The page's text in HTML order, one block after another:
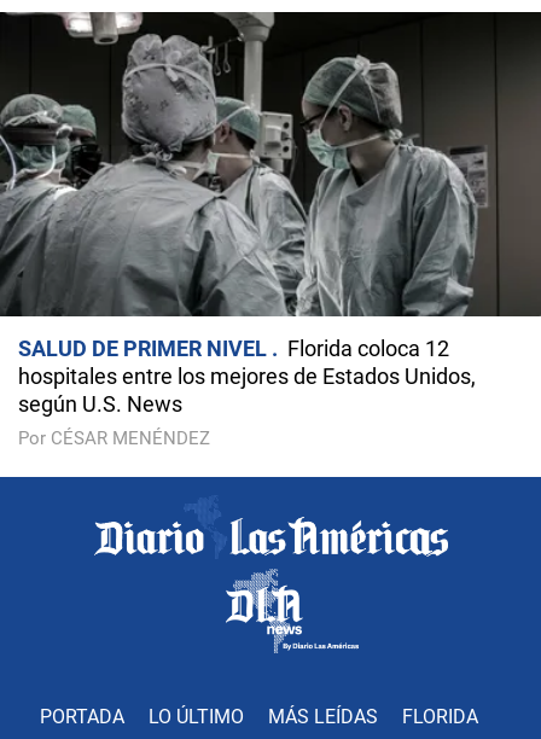
SALUD DE PRIMER NIVEL
Florida coloca 12
hospitales entre los mejores de Estados Unidos,
según U.S. News
Por CÉSAR MENÉNDEZ
PORTADA LO ÚLTIMO MÁS LEÍDAS FLORIDA